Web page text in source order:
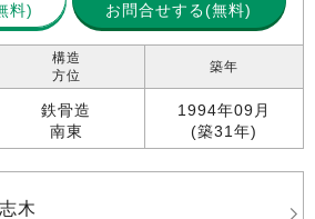
お問合せする(無料)
構造
方位
鉄骨造
南東
築年
1994年09月
(築31年)
志木